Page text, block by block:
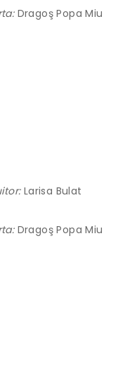
Dragoş Popa Miu
Larisa Bulat
Dragoş Popa Miu